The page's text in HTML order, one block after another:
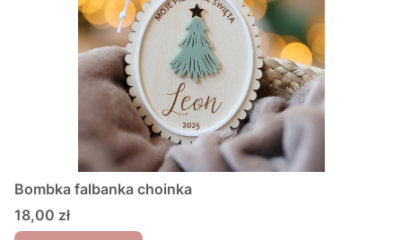
Bombka falbanka choinka
Cena
18,00 zł